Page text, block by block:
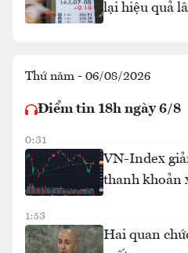
lại hiệu quả
Thứ năm - 06/08/2026
Điểm tin 18h ngày 6/8
0:31
VN-Index
thanh khoản
1:53
Hai quan